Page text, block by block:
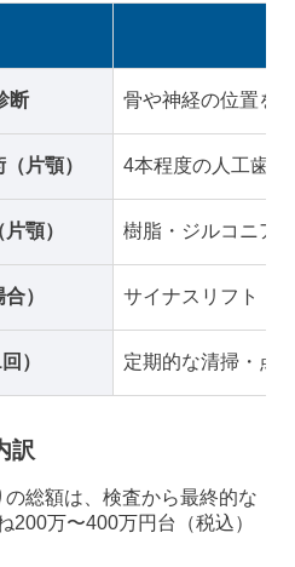
断 骨や神経の位置を
片顎） 4本程度の人工歯根
顎） 樹脂・ジルコニア
） サイナスリフト・
） 定期的な清掃・点
訳
総額は、検査から最終的な
200万〜400万円台（税込）